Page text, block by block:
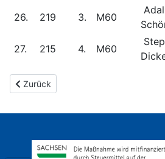
26.
219 3. M60
27. 215 4. M60
Vorheriger Beitrag: Ergebnisse 2016
Zurück